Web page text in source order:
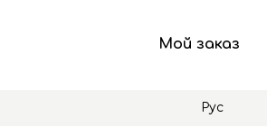
Мой заказ
Рус